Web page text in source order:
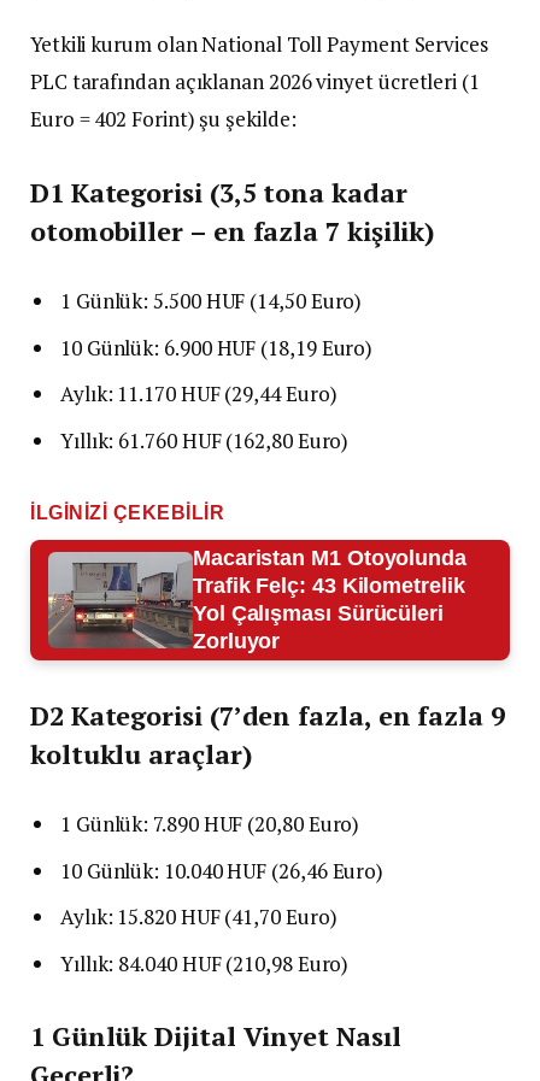
Yetkili kurum olan National Toll Payment Services
PLC tarafından açıklanan 2026 vinyet ücretleri (1
Euro = 402 Forint) şu şekilde:
D1 Kategorisi (3,5 tona kadar
otomobiller – en fazla 7 kişilik)
1 Günlük: 5.500 HUF (14,50 Euro)
10 Günlük: 6.900 HUF (18,19 Euro)
Aylık: 11.170 HUF (29,44 Euro)
Yıllık: 61.760 HUF (162,80 Euro)
İLGINIZI ÇEKEBILIR
Macaristan M1 Otoyolunda
Trafik Felç: 43 Kilometrelik
Yol Çalışması Sürücüleri
Zorluyor
D2 Kategorisi (7’den fazla, en fazla 9
koltuklu araçlar)
1 Günlük: 7.890 HUF (20,80 Euro)
10 Günlük: 10.040 HUF (26,46 Euro)
Aylık: 15.820 HUF (41,70 Euro)
Yıllık: 84.040 HUF (210,98 Euro)
1 Günlük Dijital Vinyet Nasıl